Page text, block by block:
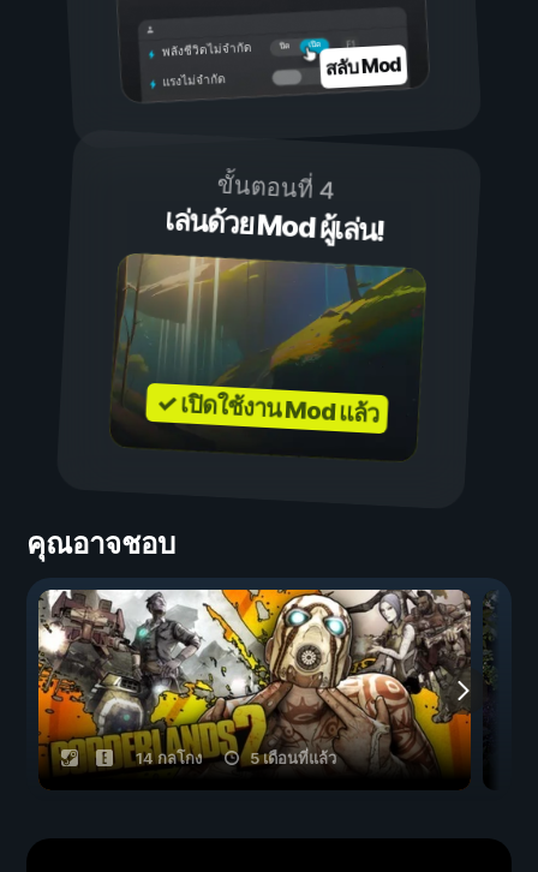
เปิด
ปิด
พลังชีวิตไม่จำกัด
แรงไม่จำกัด สลับ Mod
ขั้นตอนที่ 4
เล่นด้วย Mod ผู้เล่น!
✓ เปิดใช้งาน Mod แล้ว
คุณอาจชอบ
14 กลโกง 5 เดือนที่แล้ว